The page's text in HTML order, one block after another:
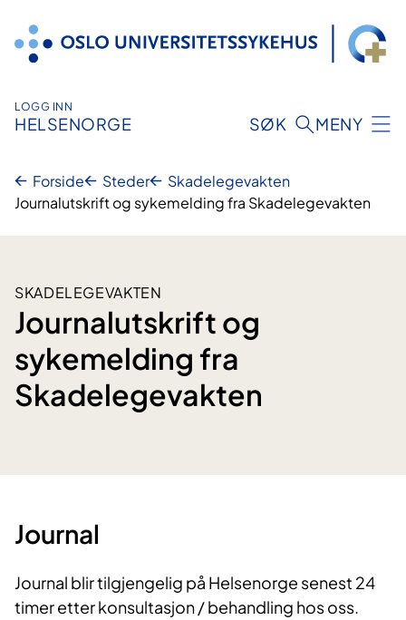
innhold
LOGG INN
HELSENORGE SØK MENY
Forside Steder
Skadelegevakten
Journalutskrift og sykemelding fra Skadelegevakten
SKADELEGEVAKTEN
Journalutskrift og
sykemelding fra
Skadelegevakten
Journal
Journal blir tilgjengelig på Helsenorge senest 24
timer etter konsultasjon / behandling hos oss.